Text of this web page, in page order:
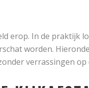
erop. In de praktijk
worden.
verrassingen op